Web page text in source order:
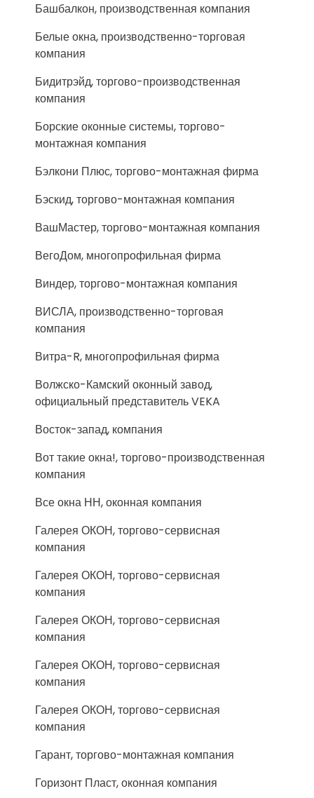
Башбалкон, производственная компания
Белые окна, производственно-торговая
компания
Бидитрэйд, торгово-производственная
компания
Борские оконные системы, торгово-
монтажная компания
Бэлкони Плюс, торгово-монтажная фирма
Бэскид, торгово-монтажная компания
ВашМастер, торгово-монтажная компания
ВегоДом, многопрофильная фирма
Виндер, торгово-монтажная компания
ВИСЛА, производственно-торговая
компания
Витра-R, многопрофильная фирма
Волжско-Камский оконный завод,
официальный представитель VEKA
Восток-запад, компания
Вот такие окна!, торгово-производственная
компания
Все окна НН, оконная компания
Галерея ОКОН, торгово-сервисная
компания
Галерея ОКОН, торгово-сервисная
компания
Галерея ОКОН, торгово-сервисная
компания
Галерея ОКОН, торгово-сервисная
компания
Галерея ОКОН, торгово-сервисная
компания
Гарант, торгово-монтажная компания
Горизонт Пласт, оконная компания